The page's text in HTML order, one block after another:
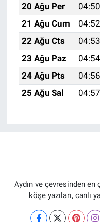
20 Ağu Per
04:50
21 Ağu Cum
04:52
22 Ağu Cts
04:53
23 Ağu Paz
04:54
24 Ağu Pts
04:56
25 Ağu Sal
04:57
Aydın ve çevresinden en
köşe yazıları, canlı